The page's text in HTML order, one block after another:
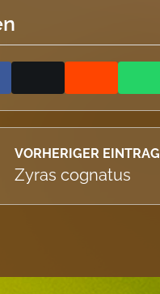
VORHERIGER EINTRAG
Zyras cognatus